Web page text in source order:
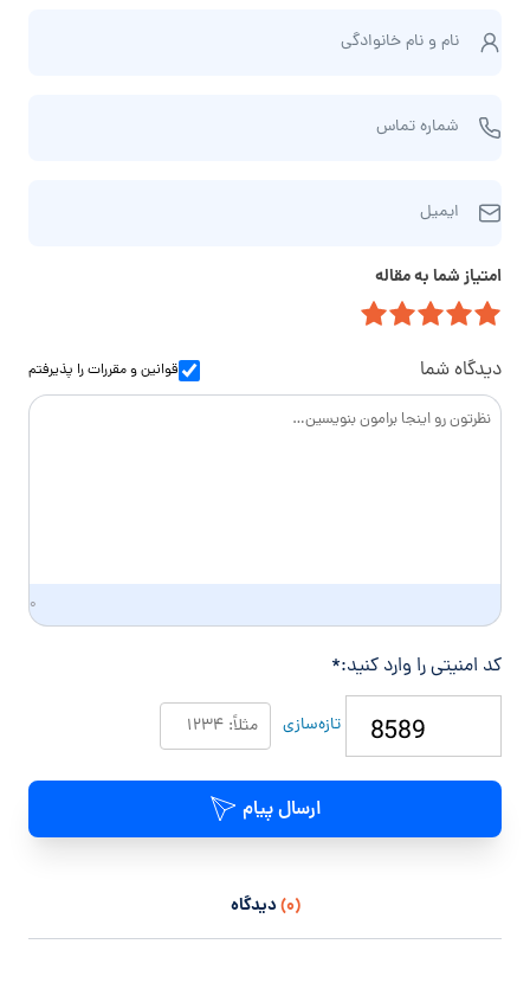
ا
و
م‌
ا
ن
و
ا
د
گ
نام و نام‌ خانوادگی
م
ر
ا
شماره تماس
ی
ی
ل
ایمیل
امتیاز شما به مقاله
دیدگاه شما قوانین و مقرراترا پذیرفتم
۰
کد امنیتی را وارد کنید:*
تازه‌سازی
ارسال پیام
(۰) دیدگاه